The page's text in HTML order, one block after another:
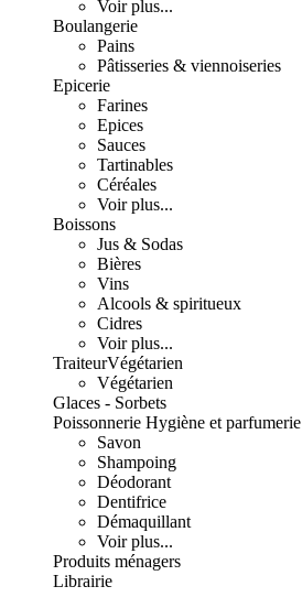
Voir plus...
Boulangerie
Pains
Pâtisseries & viennoiseries
Epicerie
Farines
Epices
Sauces
Tartinables
Céréales
Voir plus...
Boissons
Jus & Sodas
Bières
Vins
Alcools & spiritueux
Cidres
Voir plus...
TraiteurVégétarien
Végétarien
Glaces - Sorbets
Poissonnerie Hygiène et parfumerie
Savon
Shampoing
Déodorant
Dentifrice
Démaquillant
Voir plus...
Produits ménagers
Librairie